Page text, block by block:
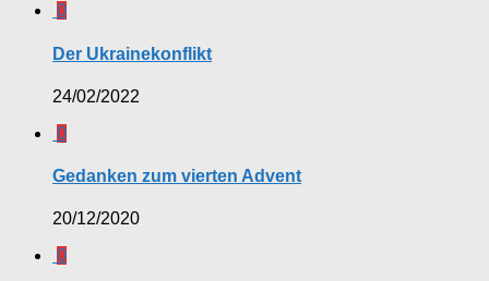
0
Der Ukrainekonflikt
24/02/2022
0
Gedanken zum vierten Advent
20/12/2020
0